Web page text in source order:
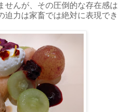
せんが、その圧倒的な存在感は
迫力は家畜では絶対に表現でき